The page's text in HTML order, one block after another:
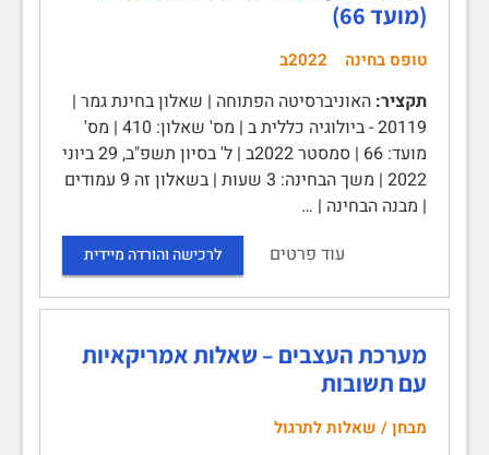
(מועד 66)
טופס בחינה 2022ב
תקציר: האוניברסיטה הפתוחה | שאלון בחינת גמר |
20119 - ביולוגיה כללית ב | מס' שאלון: 410 | מס'
מועד: 66 | סמסטר 2022ב | ל' בסיון תשפ"ב, 29 ביוני
2022 | משך הבחינה: 3 שעות | בשאלון זה 9 עמודים
| מבנה הבחינה | …
עוד פרטים
לרכישה והורדה מיידית
מערכת העצבים – שאלות אמריקאיות
עם תשובות
מבחן / שאלות לתרגול